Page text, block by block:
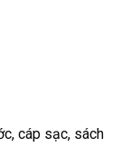
cáp sạc, sách